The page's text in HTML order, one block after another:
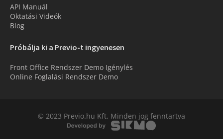
API Manuál
Oktatási Videók
Blog
Próbálja ki a Previo-t ingyenesen
Front Office Rendszer Demo Igénylés
Online Foglalási Rendszer Demo
© 2023 Previo.hu Kft. Minden jog fenntartva